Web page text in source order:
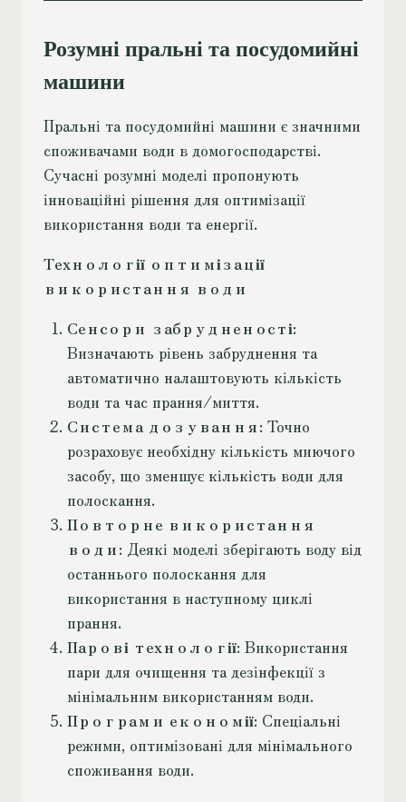
Розумні пральні та посудомийні
машини
Пральні та посудомийні машини є значними
споживачами води в домогосподарстві.
Сучасні розумні моделі пропонують
інноваційні рішення для оптимізації
використання води та енергії.
Технології оптимізації
використання води
Сенсори забрудненості:
Визначають рівень забруднення та
автоматично налаштовують кількість
води та час прання/миття.
Система дозування: Точно
розраховує необхідну кількість миючого
засобу, що зменшує кількість води для
полоскання.
Повторне використання
води: Деякі моделі зберігають воду від
останнього полоскання для
використання в наступному циклі
прання.
Парові технології: Використання
пари для очищення та дезінфекції з
мінімальним використанням води.
Програми економії: Спеціальні
режими, оптимізовані для мінімального
споживання води.